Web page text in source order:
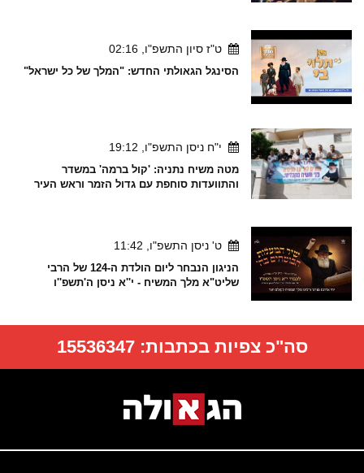
ט"ז סיון התשפ"ו, 02:16
הסינגל הגאולתי החדש: "המלך של כל ישראל"
י"ח ניסן התשפ"ו, 19:12
מטה משיח נתניה: 'קול ברמה' במשדר
והתוועדות סוחפת עם גדול הזמר וראש העיר
ט' ניסן התשפ"ו, 11:42
הניגון הנבחר ליום הולדת ה-124 של הרבי
שליט"א מלך המשיח - י''א ניסן ה'תשפ''ו
סה"כ צפיות בכתבות:15536347